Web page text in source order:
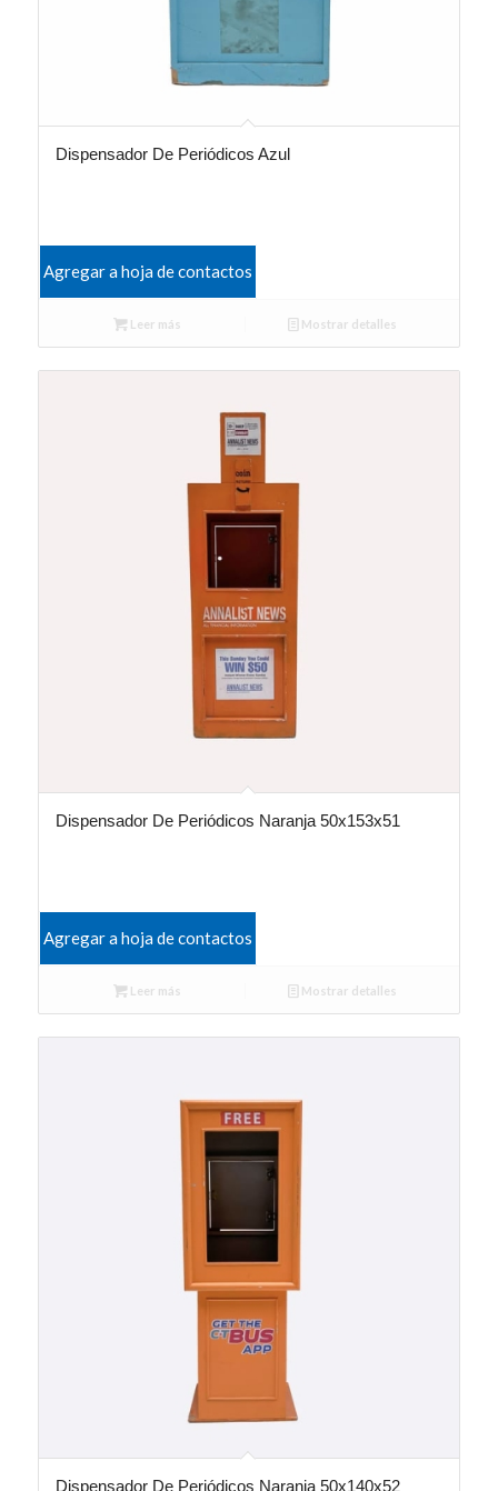
Dispensador De Periódicos Azul
Agregar a hoja de contactos
Leer más Mostrar detalles
Dispensador De Periódicos Naranja 50x153x51
Agregar a hoja de contactos
Leer más Mostrar detalles
Dispensador De Periódicos Naranja 50x140x52